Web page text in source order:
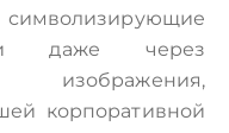
даже через
корпоративной